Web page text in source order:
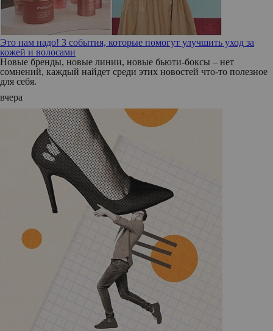
Это нам надо! 3 события, которые помогут улучшить уход за
кожей и волосами
Новые бренды, новые линии, новые бьюти-боксы – нет
сомнений, каждый найдет среди этих новостей что-то полезное
для себя.
вчера